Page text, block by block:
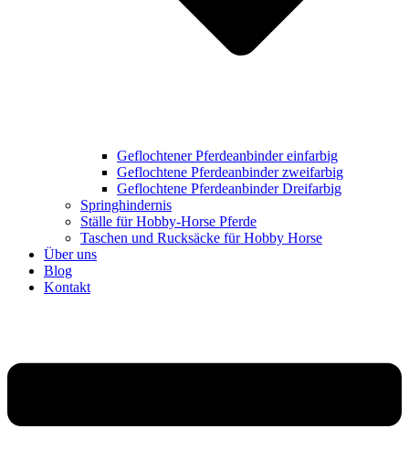
Geflochtener Pferdeanbinder einfarbig
Geflochtene Pferdeanbinder zweifarbig
Geflochtene Pferdeanbinder Dreifarbig
Springhindernis
Ställe für Hobby-Horse Pferde
Taschen und Rucksäcke für Hobby Horse
Über uns
Blog
Kontakt